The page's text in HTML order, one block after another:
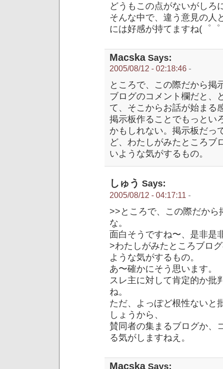
どうもこの点がないがしろ
そんな中で、違う意見の人
には好感が持てますね(゜゜
MacskaSays:
2005/08/12 - 02:18:46 -
ところで、この際だから掲
ブログのコメント欄だと、
て、そこからお話が始まる
掲示板作ることでもっとい
かもしれない。掲示板だっ
ど、わたしがみたところブ
いような気がするもの。
しゅう Says:
2005/08/12 - 04:17:11 -
>>ところで、この際だか
な。
面白そうですね〜、是非是
>わたしがみたところブロ
ような気がするもの。
あ〜確かにそう思います。
スレ主に対して肯定的か批
ね。
ただ、よっぽど根性ないと
しょうから、
賛同者の集まるブログか、
る気がしますねえ。
MacskaSays: